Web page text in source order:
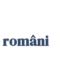
români